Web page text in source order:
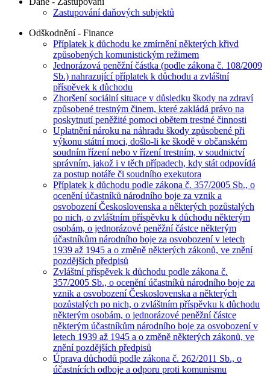
Zastupování daňových subjektů
Odškodnění - Finance
Příplatek k důchodu ke zmírnění některých křivd
způsobených komunistickým režimem
Jednorázová peněžní částka (podle zákona č. 108/2009
Sb.) nahrazující příplatek k důchodu a zvláštní
příspěvek k důchodu
Zhoršení sociální situace v důsledku škody na zdraví
způsobené trestným činem, které zakládá právo na
poskytnutí peněžité pomoci obětem trestné činnosti
Uplatnění nároku na náhradu škody způsobené při
výkonu státní moci, došlo-li ke škodě v občanském
soudním řízení nebo v řízení trestním, v soudnictví
správním, jakož i v těch případech, kdy stát odpovídá
za postup notáře či soudního exekutora
Příplatek k důchodu podle zákona č. 357/2005 Sb., o
ocenění účastníků národního boje za vznik a
osvobození Československa a některých pozůstalých
po nich, o zvláštním příspěvku k důchodu některým
osobám, o jednorázové peněžní částce některým
účastníkům národního boje za osvobození v letech
1939 až 1945 a o změně některých zákonů, ve znění
pozdějších předpisů
Zvláštní příspěvek k důchodu podle zákona č.
357/2005 Sb., o ocenění účastníků národního boje za
vznik a osvobození Československa a některých
pozůstalých po nich, o zvláštním příspěvku k důchodu
některým osobám, o jednorázové peněžní částce
některým účastníkům národního boje za osvobození v
letech 1939 až 1945 a o změně některých zákonů, ve
znění pozdějších předpisů
Úprava důchodů podle zákona č. 262/2011 Sb., o
účastnících odboje a odporu proti komunismu